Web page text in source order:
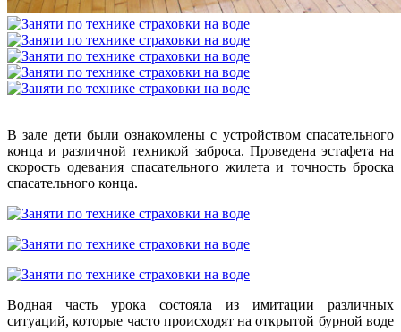
В зале дети были ознакомлены с устройством спасательного
конца и различной техникой заброса. Проведена эстафета на
скорость одевания спасательного жилета и точность броска
спасательного конца.
Водная часть урока состояла из имитации различных
ситуаций, которые часто происходят на открытой бурной воде